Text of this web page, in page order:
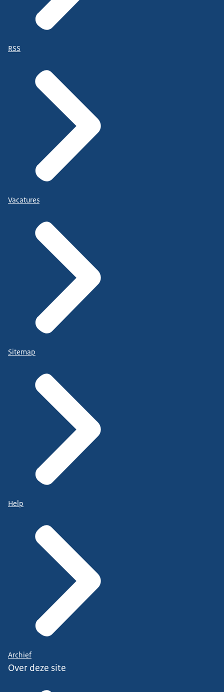
RSS
Vacatures
Sitemap
Help
Archief
Over deze site